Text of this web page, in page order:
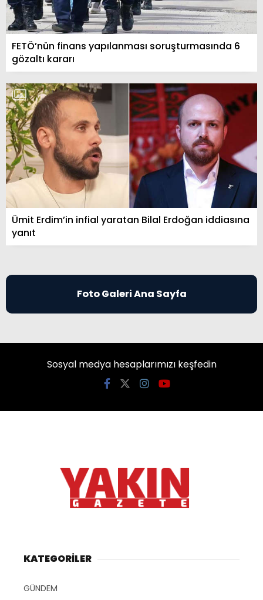
FETÖ’nün finans yapılanması soruşturmasında 6
gözaltı kararı
Ümit Erdim’in infial yaratan Bilal Erdoğan iddiasına
yanıt
Foto Galeri Ana Sayfa
Sosyal medya hesaplarımızı keşfedin
KATEGORİLER
GÜNDEM